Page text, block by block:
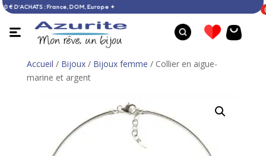
DÈS 60 € D’ACHATS : France, DOM, Europe ✦
Accueil / Bijoux/ Bijoux femme / Collier en aigue-
marine et argent